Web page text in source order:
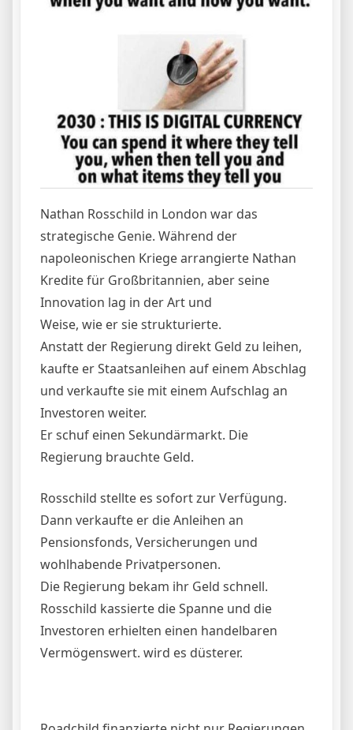
Nathan Rosschild in London war das
strategische Genie. Während der
napoleonischen Kriege arrangierte Nathan
Kredite für Großbritannien, aber seine
Innovation lag in der Art und
Weise, wie er sie strukturierte.
Anstatt der Regierung direkt Geld zu leihen,
kaufte er Staatsanleihen auf einem Abschlag
und verkaufte sie mit einem Aufschlag an
Investoren weiter.
Er schuf einen Sekundärmarkt. Die
Regierung brauchte Geld.
Rosschild stellte es sofort zur Verfügung.
Dann verkaufte er die Anleihen an
Pensionsfonds, Versicherungen und
wohlhabende Privatpersonen.
Die Regierung bekam ihr Geld schnell.
Rosschild kassierte die Spanne und die
Investoren erhielten einen handelbaren
Vermögenswert. wird es düsterer.